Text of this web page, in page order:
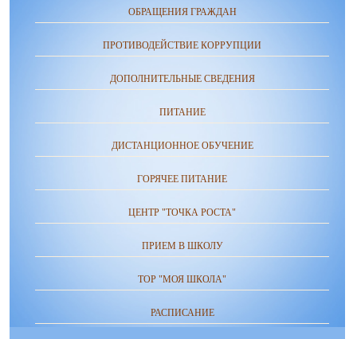
ОБРАЩЕНИЯ ГРАЖДАН
ПРОТИВОДЕЙСТВИЕ КОРРУПЦИИ
ДОПОЛНИТЕЛЬНЫЕ СВЕДЕНИЯ
ПИТАНИЕ
ДИСТАНЦИОННОЕ ОБУЧЕНИЕ
ГОРЯЧЕЕ ПИТАНИЕ
ЦЕНТР "ТОЧКА РОСТА"
ПРИЕМ В ШКОЛУ
ТОР "МОЯ ШКОЛА"
РАСПИСАНИЕ